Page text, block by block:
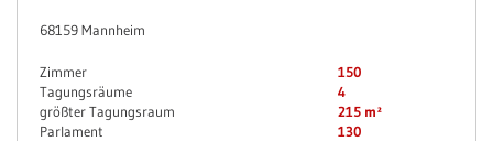
68159 Mannheim
Zimmer
150
Tagungsräume
4
größter Tagungsraum
215 m²
Parlament
130